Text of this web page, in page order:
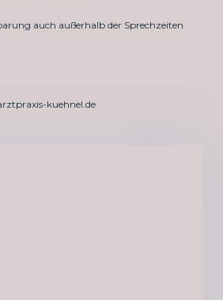
auch außerhalb der Sprechzeiten
kuehnel.de